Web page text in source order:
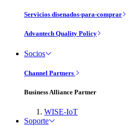
Servicios disenados-para-comprar
Advantech Quality Policy
Socios
Channel Partners
Business Alliance Partner
WISE-IoT
Soporte